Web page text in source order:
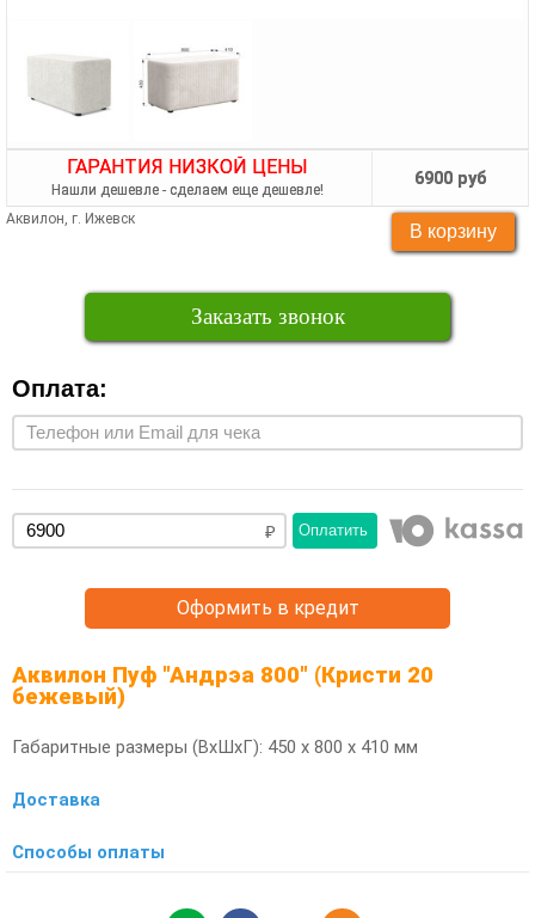
ГАРАНТИЯ НИЗКОЙ ЦЕНЫ
Нашли дешевле - сделаем еще дешевле!
6900 руб
Аквилон, г. Ижевск
Заказать звонок
Оплата:
Оплатить
Оформить в кредит
Аквилон Пуф "Андрэа 800" (Кристи 20
бежевый)
Габаритные размеры (ВхШхГ): 450 х 800 х 410 мм
Доставка
Способы оплаты